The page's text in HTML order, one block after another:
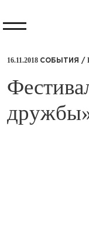
16.11.2018 СОБЫТИЯ /